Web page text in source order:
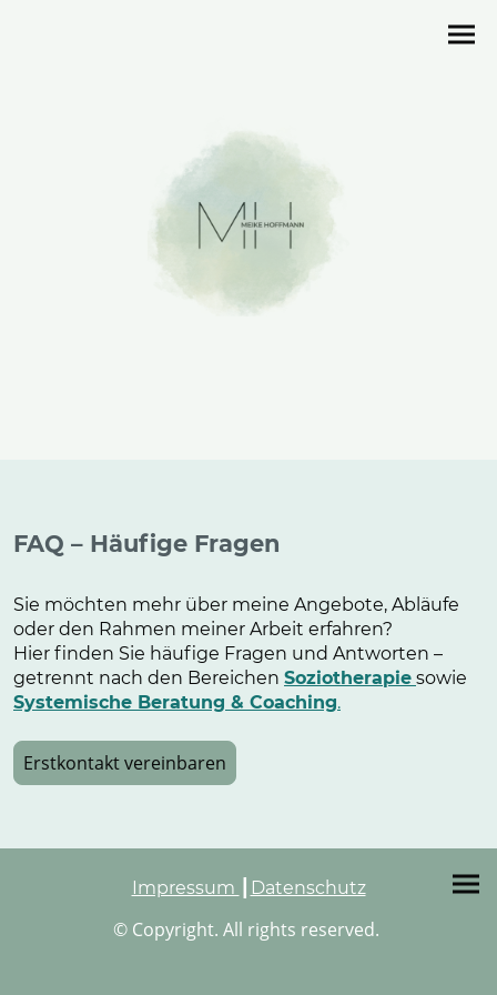
FAQ – Häufige Fragen
Sie möchten mehr über meine Angebote, Abläufe
oder den Rahmen meiner Arbeit erfahren?
Hier finden Sie häufige Fragen und Antworten –
getrennt nach den Bereichen Soziotherapie sowie
Systemische Beratung & Coaching.
Erstkontakt vereinbaren
Impressum Datenschutz
© Copyright. All rights reserved.